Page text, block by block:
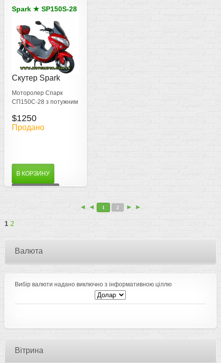
Spark★ SP150S-28
Скутер Spark
SP150S-28 - 150
куб. см
Моторолер Спарк
СП150С-28 з потужним
великими колесами
$1250
Продано
В КОРЗИНУ
◄ ◄ 1 2 ► ►
1 2
Валюта
Вибір валюти надано виключно з інформативною ціллю
Вітрина